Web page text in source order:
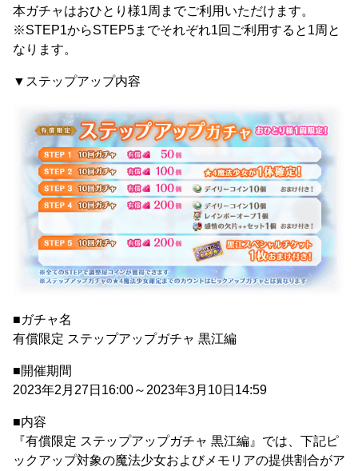
本ガチャはおひとり様1周までご利用いただけます。
※STEP1からSTEP5までそれぞれ1回ご利用すると1周と
なります。
▼ステップアップ内容
■ガチャ名
有償限定 ステップアップガチャ 黒江編
■開催期間
2023年2月27日16:00～2023年3月10日14:59
■内容
『有償限定 ステップアップガチャ 黒江編』では、下記ピ
ックアップ対象の魔法少女およびメモリアの提供割合がア